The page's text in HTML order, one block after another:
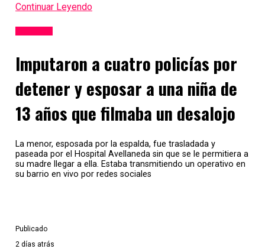
Continuar Leyendo
Imputaron a cuatro policías por
detener y esposar a una niña de
13 años que filmaba un desalojo
La menor, esposada por la espalda, fue trasladada y
paseada por el Hospital Avellaneda sin que se le permitiera a
su madre llegar a ella. Estaba transmitiendo un operativo en
su barrio en vivo por redes sociales
Publicado
2 días atrás